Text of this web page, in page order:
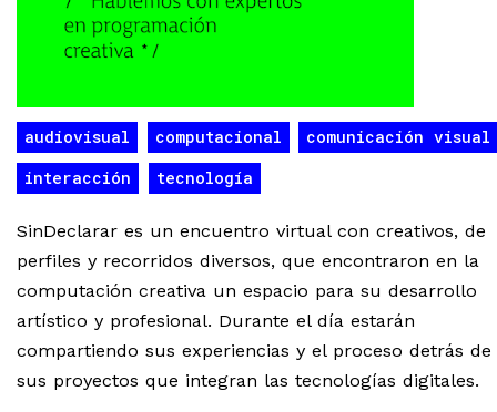
audiovisual computacional
comunicación visual
interacción
tecnología
SinDeclarar es un encuentro virtual con creativos, de
perfiles y recorridos diversos, que encontraron en la
computación creativa un espacio para su desarrollo
artístico y profesional. Durante el día estarán
compartiendo sus experiencias y el proceso detrás de
sus proyectos que integran las tecnologías digitales.